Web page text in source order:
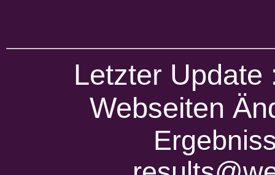
Letzter
Webseiten